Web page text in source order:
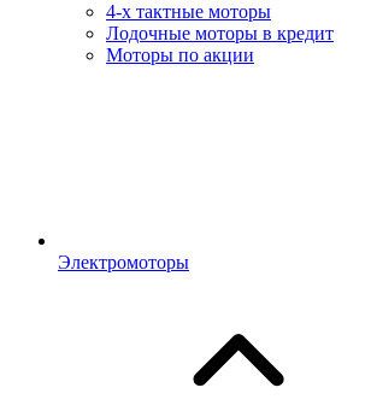
4-х тактные моторы
Лодочные моторы в кредит
Моторы по акции
Электромоторы